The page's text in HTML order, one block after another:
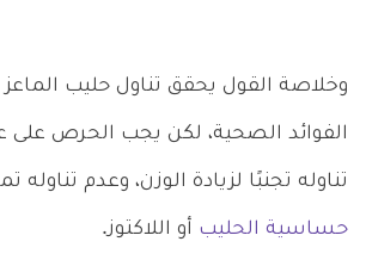
وخلاصة القول يحقق تناول حليب
الفوائد الصحية، لكن يجب الحرص على
تناوله تجنبًا لزيادة الوزن، وعدم تناوله
حساسية الحليب أو اللاكتوز.